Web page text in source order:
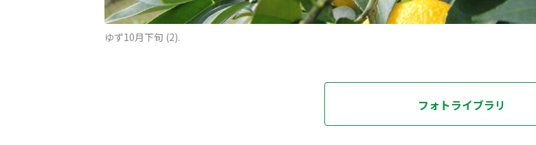
ゆず10月下旬 (2).
フォトライブラリ